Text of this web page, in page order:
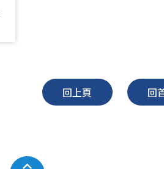
回上頁 回